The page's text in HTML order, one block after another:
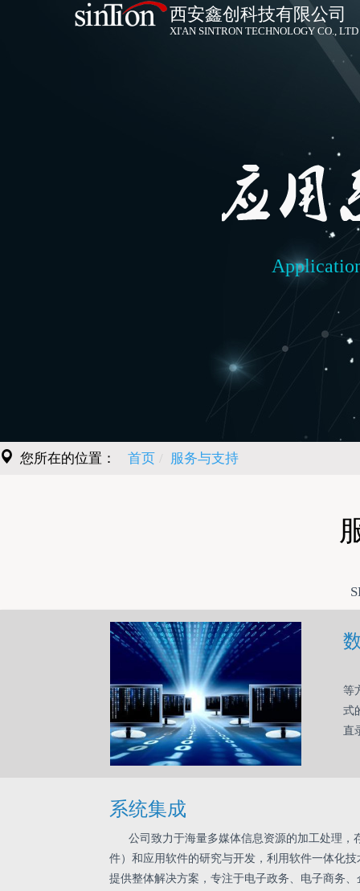
西安鑫创科技有限公司
XI'AN SINTRON TECHNOLOGY CO., LTD
您所在的位置： 首页 服务与支持
等
式
直
系统集成
公司致力于海量多媒体信息资源的加工处理，
件）和应用软件的研究与开发，利用软件一体化
提供整体解决方案，专注于电子政务、电子商务